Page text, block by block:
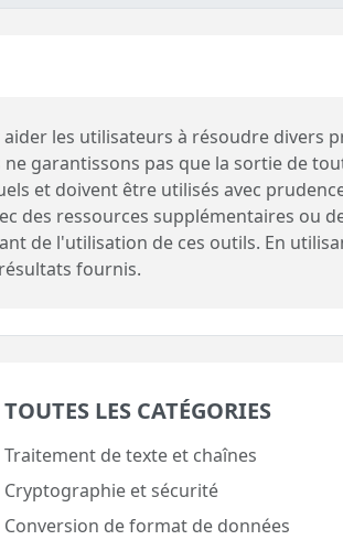
les utilisateurs à résoudre divers
garantissons pas que la sortie de
et doivent être utilisés avec
ressources supplémentaires ou
de l'utilisation de ces outils. En
fournis.
TOUTES LES CATÉGORIES
Traitement de texte et chaînes
Cryptographie et sécurité
Conversion de format de données